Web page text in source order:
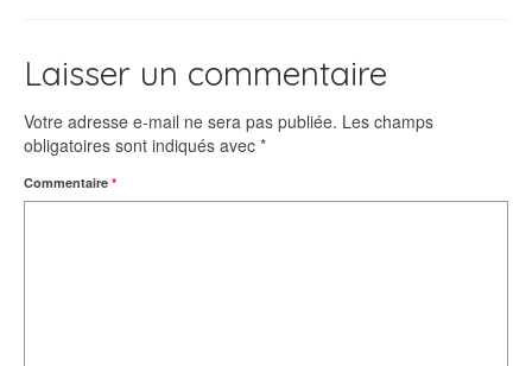
Laisser un commentaire
Votre adresse e-mail ne sera pas publiée. Les champs
obligatoires sont indiqués avec *
Commentaire *